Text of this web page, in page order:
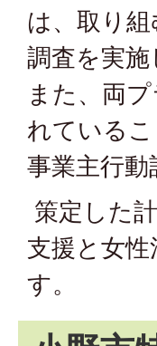
は、取り
調査を実
また、両
れている
事業主行
策定した
支援と女
す。